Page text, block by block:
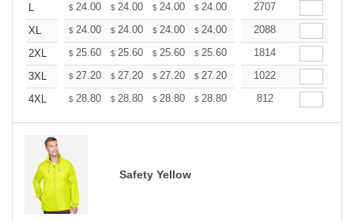
L
$ 24.00 $ 24.00 $ 24.00 $ 24.00 24.00
2707
XL
$ 24.00 $ 24.00 $ 24.00 $ 24.00 24.00
2088
2XL
$ 25.60 $ 25.60 $ 25.60 $ 25.60 25.60
1814
3XL
$ 27.20 $ 27.20 $ 27.20 $ 27.20 27.20
1022
4XL
$ 28.80 $ 28.80 $ 28.80 $ 28.80 28.80
812
Safety Yellow